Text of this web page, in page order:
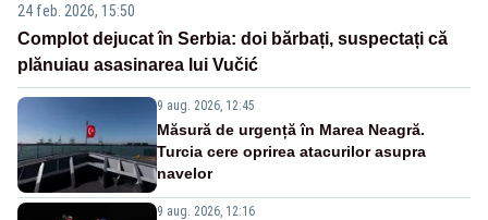
24 feb. 2026, 15:50
Complot dejucat în Serbia: doi bărbați, suspectați că
plănuiau asasinarea lui Vučić
9 aug. 2026, 12:45
Măsură de urgență în Marea Neagră.
Turcia cere oprirea atacurilor asupra
navelor
9 aug. 2026, 12:16